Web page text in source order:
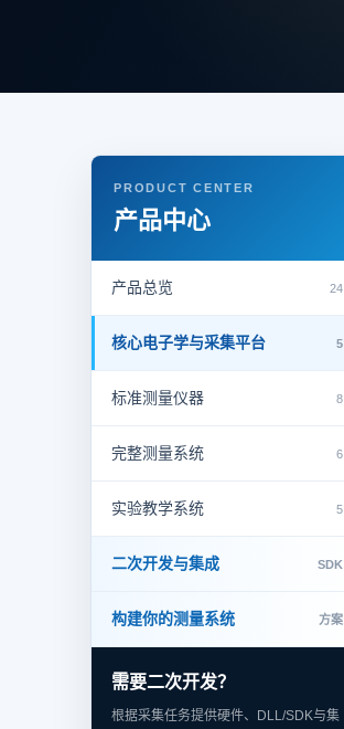
PRODUCT CENTER
产品中心
产品总览 24
核心电子学与采集平台 5
标准测量仪器 8
完整测量系统 6
实验教学系统 5
二次开发与集成 SDK
构建你的测量系统 方案
需要二次开发？
根据采集任务提供硬件、DLL/SDK与集